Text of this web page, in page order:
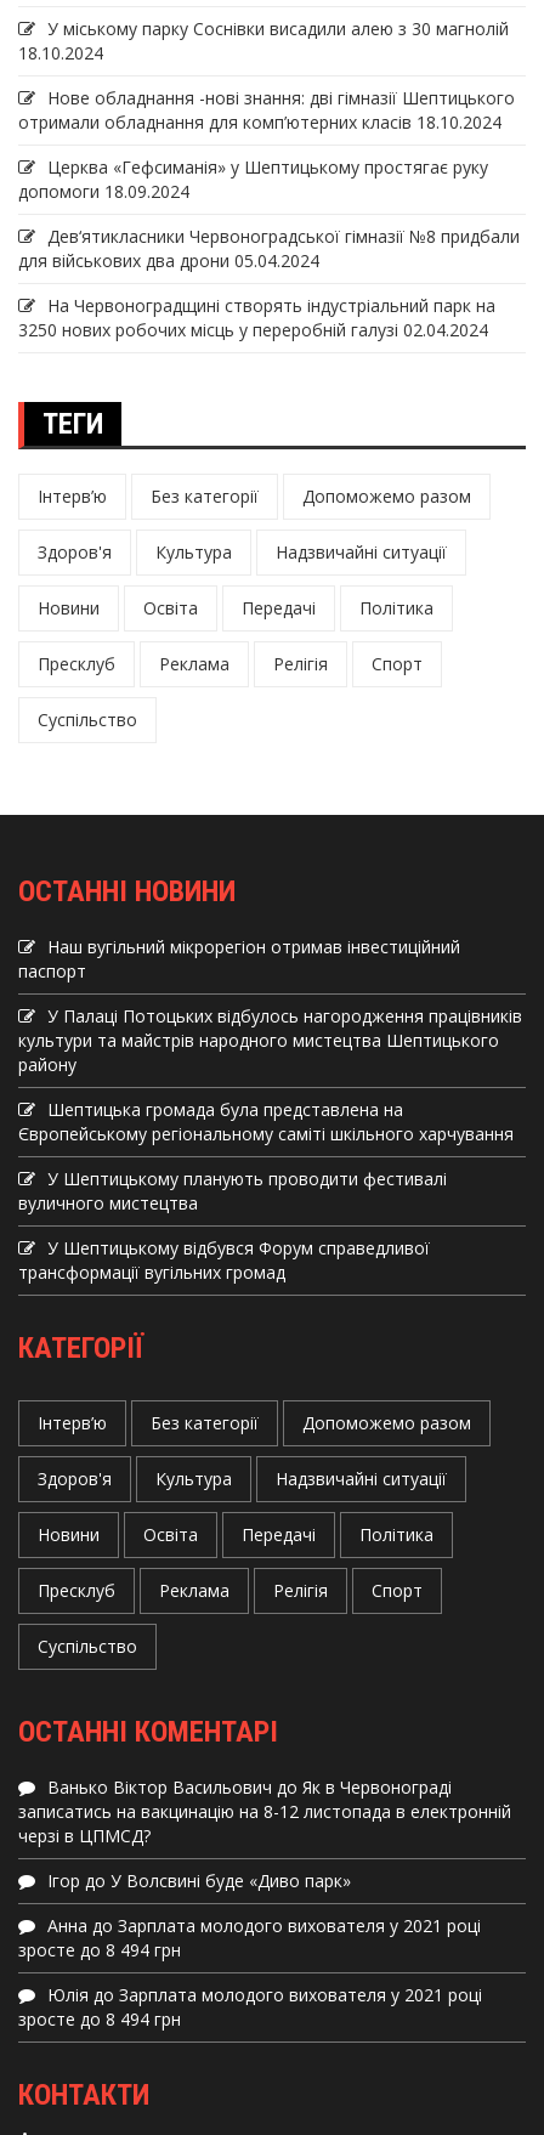
У міському парку Соснівки висадили алею з 30 магнолій
18.10.2024
Нове обладнання -нові знання: дві гімназії Шептицького
отримали обладнання для комп’ютерних класів 18.10.2024
Церква «Гефсиманія» у Шептицькому простягає руку
допомоги 18.09.2024
Дев‘ятикласники Червоноградської гімназії №8 придбали
для військових два дрони 05.04.2024
На Червоноградщині створять індустріальний парк на
3250 нових робочих місць у переробній галузі 02.04.2024
ТЕГИ
Інтерв’ю Без категорії Допоможемо разом
Здоров'я Культура Надзвичайні ситуації
Новини Освіта Передачі Політика
Пресклуб Реклама Релігія Спорт
Суспільство
ОСТАННІ НОВИНИ
Наш вугільний мікрорегіон отримав інвеcтиційний
паспорт
У Палаці Потоцьких відбулось нагородження працівників
культури та майстрів народного мистецтва Шептицького
району
Шептицька громада була представлена на
Європейському регіональному саміті шкільного харчування
У Шептицькому планують проводити фестивалі
вуличного мистецтва
У Шептицькому відбувся Форум справедливої
трансформації вугільних громад
КАТЕГОРІЇ
Інтерв’ю Без категорії Допоможемо разом
Здоров'я Культура Надзвичайні ситуації
Новини Освіта Передачі Політика
Пресклуб Реклама Релігія Спорт
Суспільство
ОСТАННІ КОМЕНТАРІ
Ванько Віктор Васильович до Як в Червонограді
записатись на вакцинацію на 8-12 листопада в електронній
черзі в ЦПМСД?
Ігор до У Волсвині буде «Диво парк»
Анна до Зарплата молодого вихователя у 2021 році
зросте до 8 494 грн
Юлія до Зарплата молодого вихователя у 2021 році
зросте до 8 494 грн
КОНТАКТИ